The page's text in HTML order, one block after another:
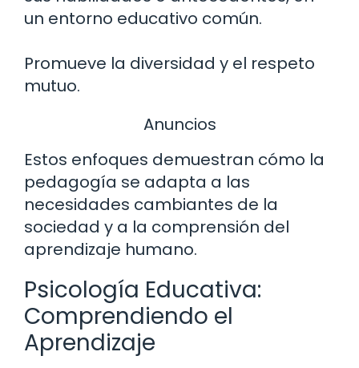
un entorno educativo común.
Promueve la diversidad y el respeto
mutuo.
Anuncios
Estos enfoques demuestran cómo la
pedagogía se adapta a las
necesidades cambiantes de la
sociedad y a la comprensión del
aprendizaje humano.
Psicología Educativa:
Comprendiendo el
Aprendizaje